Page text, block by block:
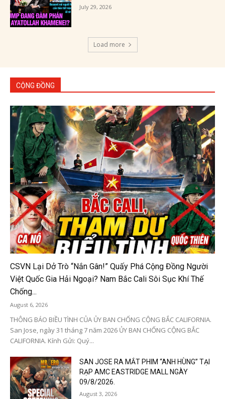
July 29, 2026
Load more
CỘNG ĐỒNG
CSVN Lại Dở Trò “Nắn Gân!” Quấy Phá Cộng Đồng Người
Việt Quốc Gia Hải Ngoại? Nam Bắc Cali Sôi Sục Khí Thế
Chống...
August 6, 2026
THÔNG BÁO BIỀU TÌNH CỦA ỦY BAN CHỐNG CỘNG BẮC CALIFORNIA.
San Jose, ngày 31 tháng 7 năm 2026 ỦY BAN CHỐNG CỘNG BẮC
CALIFORNIA. Kính Gửi: Quý...
SAN JOSE RA MẮT PHIM “ANH HÙNG” TẠI
RẠP AMC EASTRIDGE MALL NGÀY
09/8/2026.
August 3, 2026